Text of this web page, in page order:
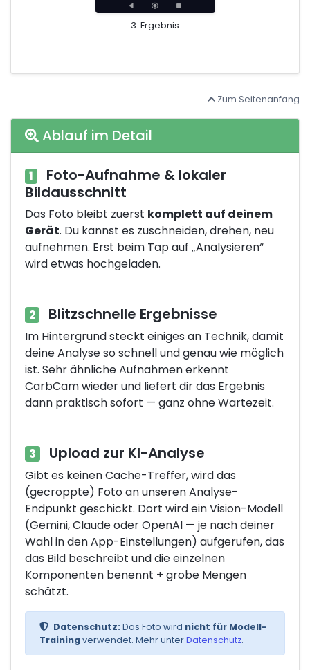
3. Ergebnis
Zum Seitenanfang
Ablauf im Detail
1
Foto-Aufnahme & lokaler
Bildausschnitt
Das Foto bleibt zuerst komplett auf deinem
Gerät. Du kannst es zuschneiden, drehen, neu
aufnehmen. Erst beim Tap auf „Analysieren“
wird etwas hochgeladen.
2 Blitzschnelle Ergebnisse
Im Hintergrund steckt einiges an Technik, damit
deine Analyse so schnell und genau wie möglich
ist. Sehr ähnliche Aufnahmen erkennt
CarbCam wieder und liefert dir das Ergebnis
dann praktisch sofort — ganz ohne Wartezeit.
3 Upload zur KI-Analyse
Gibt es keinen Cache-Treffer, wird das
(gecroppte) Foto an unseren Analyse-
Endpunkt geschickt. Dort wird ein Vision-Modell
(Gemini, Claude oder OpenAI — je nach deiner
Wahl in den App-Einstellungen) aufgerufen, das
das Bild beschreibt und die einzelnen
Komponenten benennt + grobe Mengen
schätzt.
Datenschutz: Das Foto wird nicht für Modell-
Trainingverwendet. Mehr unterDatenschutz.